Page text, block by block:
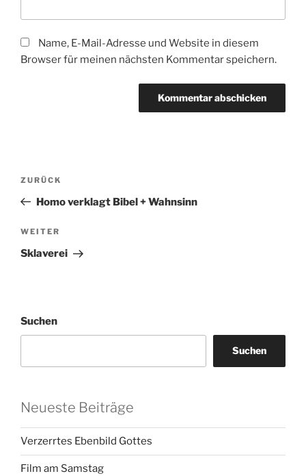
Name, E-Mail-Adresse und Website in diesem
Browser für meinen nächsten Kommentar speichern.
Beitragsnavigation
Vorheriger
Beitrag
ZURÜCK
Homo verklagt Bibel + Wahnsinn
Nächster
Beitrag
WEITER
Sklaverei
Suchen
Suchen
Neueste Beiträge
Verzerrtes Ebenbild Gottes
Film am Samstag